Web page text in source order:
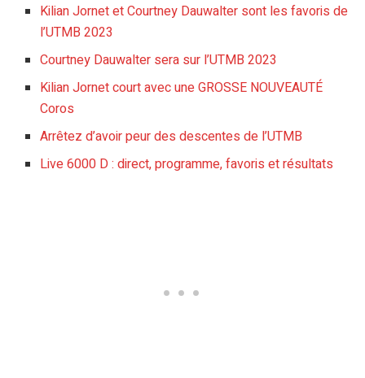
Kilian Jornet et Courtney Dauwalter sont les favoris de
l’UTMB 2023
Courtney Dauwalter sera sur l’UTMB 2023
Kilian Jornet court avec une GROSSE NOUVEAUTÉ
Coros
Arrêtez d’avoir peur des descentes de l’UTMB
Live 6000 D : direct, programme, favoris et résultats